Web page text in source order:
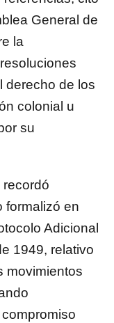
General de
la
derecho de los
colonial u
su
recordó
formalizó en
Adicional
1949, relativo
movimientos